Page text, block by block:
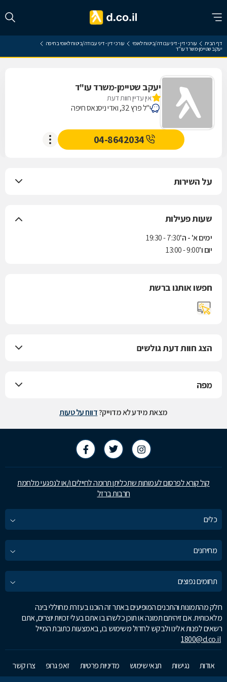
דף הבית עורכי דין - דיני עבודה/ביטוח לאומי עורכי דין - דיני עבודה/ביטוח לאומי בחיפה
יעקב שטיימן-משרד עו"ד
יעקב שטיימן-משרד עו"ד
אין עדיין חוות דעת
י"ל פרץ 32, ואדי ניסנאס חיפה
04-8642034
על השירות
שעות פעילות
ימים א' - ה'7:30 - 19:30
יום ו'9:00 - 13:00
חפשו אותנו ברשת
הצג חוות דעת גולשים
מפה
מצאת מידע לא מדוייק?דווח על טעות
קול קורא לפרסום לעמותות שתכליתן תרומה לחיילים ו/או לנפגעי מלחמת
חרבות ברזל
כלים
מחירונים
תחומים נפוצים
חלק מהתמונות והתכנים המופיעים באתר זה הוכנו בעזרת מחוללי בינה
מלאכותית. אם זיהיתם תמונה או תוכן כלשהו בו אתם בעלי זכויות יוצרים, אתם
רשאים לפנות אלינו ולבקש לחדול משימוש בו, באמצעות כתובת המייל
1800@d.co.il
אודות נגישות תנאי שימוש מדיניות פרטיות זאפ גרופ
צרו קשר